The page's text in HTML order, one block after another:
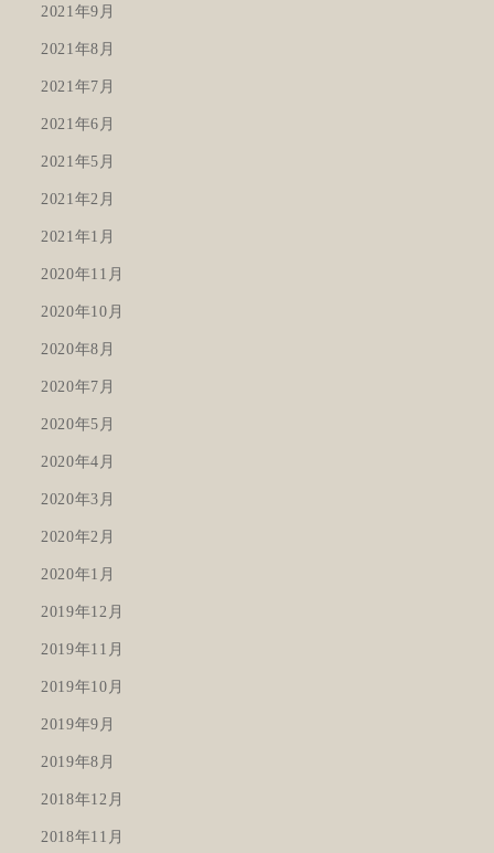
2021年9月
2021年8月
2021年7月
2021年6月
2021年5月
2021年2月
2021年1月
2020年11月
2020年10月
2020年8月
2020年7月
2020年5月
2020年4月
2020年3月
2020年2月
2020年1月
2019年12月
2019年11月
2019年10月
2019年9月
2019年8月
2018年12月
2018年11月